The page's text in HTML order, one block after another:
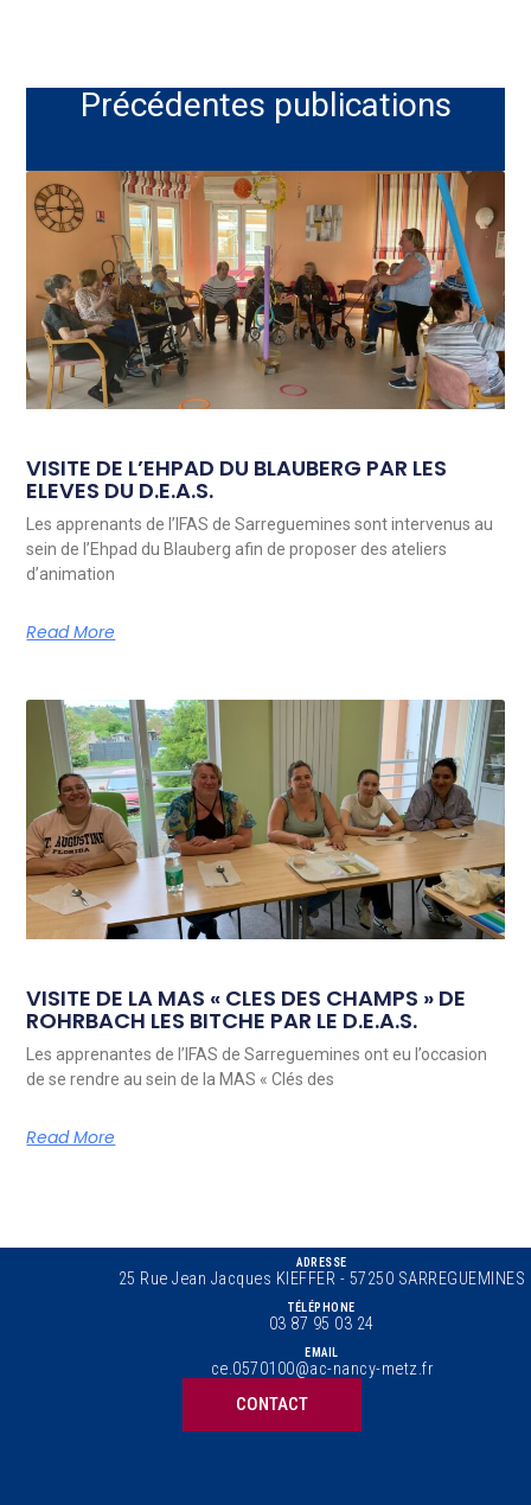
Précédentes publications
VISITE DE L’EHPAD DU BLAUBERG PAR LES
ELEVES DU D.E.A.S.
Les apprenants de l’IFAS de Sarreguemines sont intervenus au
sein de l’Ehpad du Blauberg afin de proposer des ateliers
d’animation
Read More
VISITE DE LA MAS « CLES DES CHAMPS » DE
ROHRBACH LES BITCHE PAR LE D.E.A.S.
Les apprenantes de l’IFAS de Sarreguemines ont eu l’occasion
de se rendre au sein de la MAS « Clés des
Read More
ADRESSE
25 Rue Jean Jacques KIEFFER - 57250 SARREGUEMINES
TÉLÉPHONE
03 87 95 03 24
EMAIL
ce.0570100@ac-nancy-metz.fr
CONTACT